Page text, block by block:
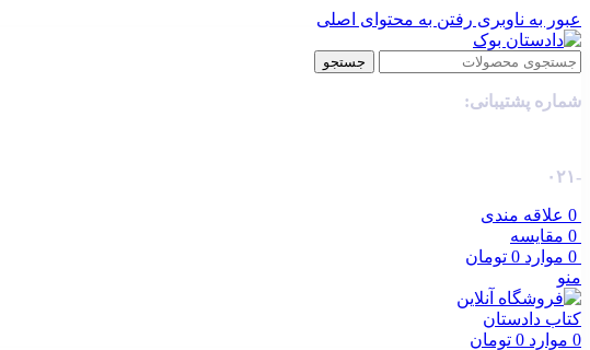
عبور به ناوبری رفتن به محتوای اصلی
جستجو
شماره پشتیبانی:
-۰۲۱
0 علاقه مندی
0 مقایسه
0 موارد 0 تومان
منو
0 موارد 0 تومان